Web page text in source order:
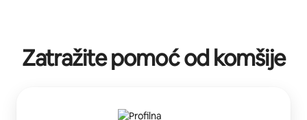
Zatražite pomoć od komšije